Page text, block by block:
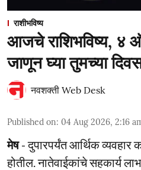
राशीभविष्य
आजचे राशिभविष्य, ४
जाणून घ्या तुमच्या
नवशक्ती Web Desk
Published on: 04 Aug 2026, 2:16
मेष- दुपारपर्यंत आर्थिक
होतील. नातेवाईकांचे सहकार्य